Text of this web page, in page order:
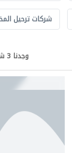
شركات ترحيل
وجدنا 3 شركات ترحيل المخلفات